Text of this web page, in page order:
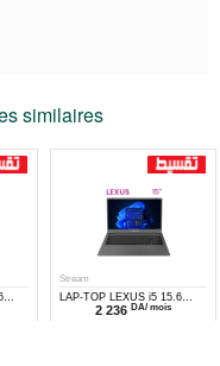
similaires
Stream
LAP-TOP LEXUS i5 15.6
Pouces2 236 DA/ mois